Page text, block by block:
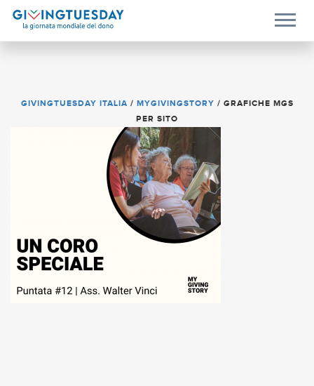
GIVINGTUESDAY ITALIA / MYGIVINGSTORY / GRAFICHE MGS
PER SITO